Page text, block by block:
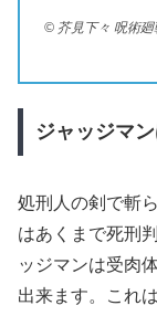
© 芥見下々 呪術廻
ジャッジマ
処刑人の剣で斬
はあくまで死刑
ッジマンは受肉
出来ます。これ